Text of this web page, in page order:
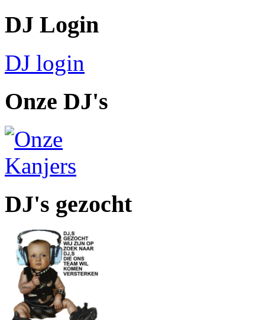
DJ Login
DJ login
Onze DJ's
DJ's gezocht